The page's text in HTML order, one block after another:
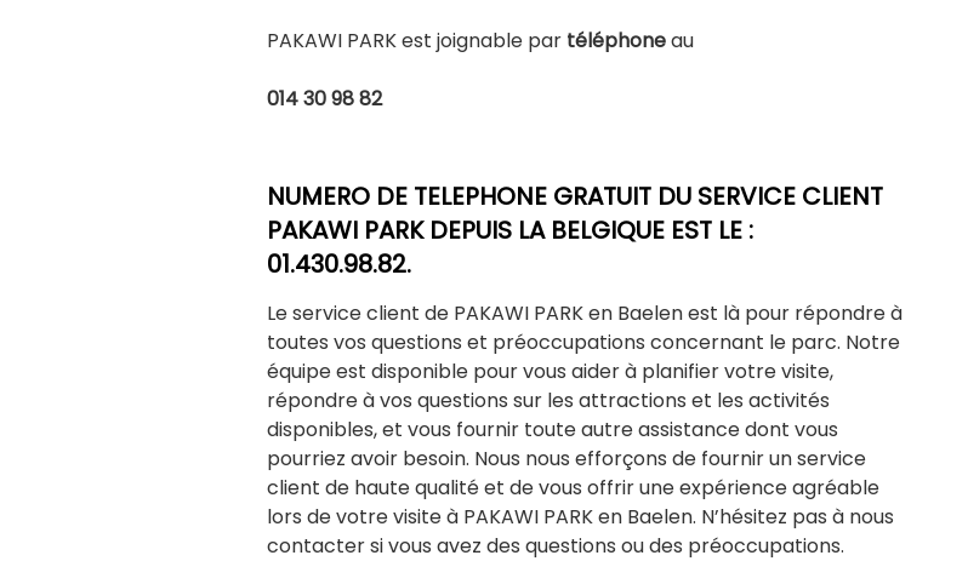
PAKAWI PARK est joignable par téléphoneau
014 30 98 82
NUMERO DE TELEPHONE GRATUIT DU SERVICE CLIENT
PAKAWI PARK DEPUIS LA BELGIQUE EST LE :
01.430.98.82.
Le service client de PAKAWI PARK en Baelen est là pour répondre à
toutes vos questions et préoccupations concernant le parc. Notre
équipe est disponible pour vous aider à planifier votre visite,
répondre à vos questions sur les attractions et les activités
disponibles, et vous fournir toute autre assistance dont vous
pourriez avoir besoin. Nous nous efforçons de fournir un service
client de haute qualité et de vous offrir une expérience agréable
lors de votre visite à PAKAWI PARK en Baelen. N’hésitez pas à nous
contacter si vous avez des questions ou des préoccupations.